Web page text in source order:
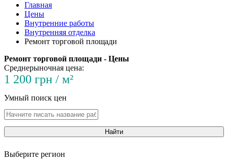
Главная
Цены
Внутренние работы
Внутренняя отделка
Ремонт торговой площади
Ремонт торговой площади - Цены
Среднерыночная цена:
1 200 грн / м²
Умный поиск цен
Найти
Выберите регион